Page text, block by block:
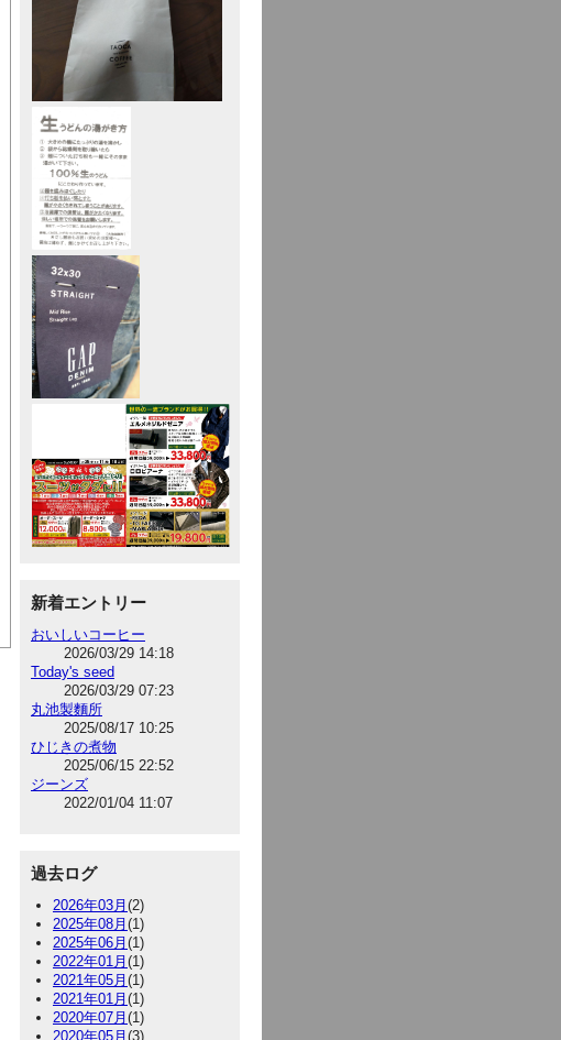
新着エントリー
おいしいコーヒー
2026/03/29 14:18
Today's seed
2026/03/29 07:23
丸池製麵所
2025/08/17 10:25
ひじきの煮物
2025/06/15 22:52
ジーンズ
2022/01/04 11:07
過去ログ
2026年03月(2)
2025年08月(1)
2025年06月(1)
2022年01月(1)
2021年05月(1)
2021年01月(1)
2020年07月(1)
2020年05月(3)